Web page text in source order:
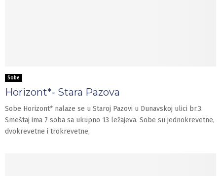
Sobe
Horizont*- Stara Pazova
Sobe Horizont* nalaze se u Staroj Pazovi u Dunavskoj ulici br.3.
Smeštaj ima 7 soba sa ukupno 13 ležajeva. Sobe su jednokrevetne,
dvokrevetne i trokrevetne,